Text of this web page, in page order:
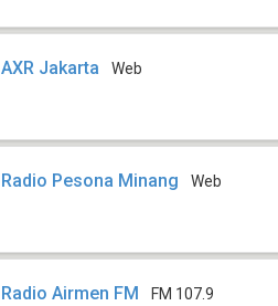
AXR Jakarta Web
Radio Pesona Minang Web
Radio Airmen FM FM 107.9